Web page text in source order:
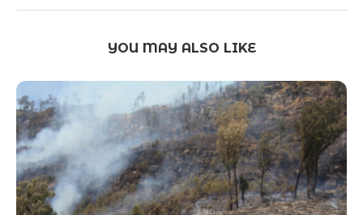
YOU MAY ALSO LIKE